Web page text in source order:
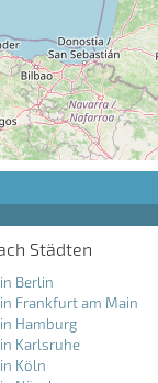
Städten
Berlin
Frankfurt am Main
Hamburg
Karlsruhe
Köln